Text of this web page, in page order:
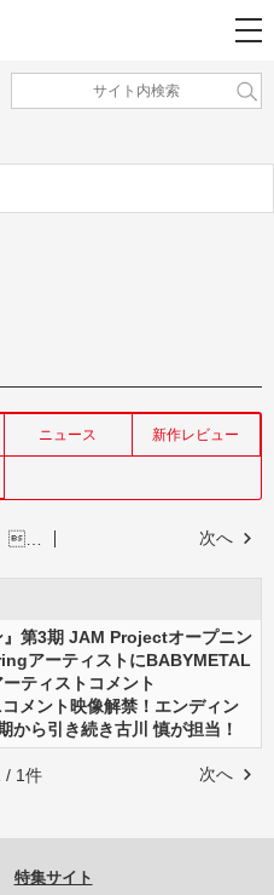
ニュース 新作レビュー
次へ
…
』第3期 JAM Projectオープニン
アーティストにBABYMETAL
ティストコメント
メント映像解禁！エンディン
から引き続き古川 慎が担当！
次へ
/ 1件
特集サイト